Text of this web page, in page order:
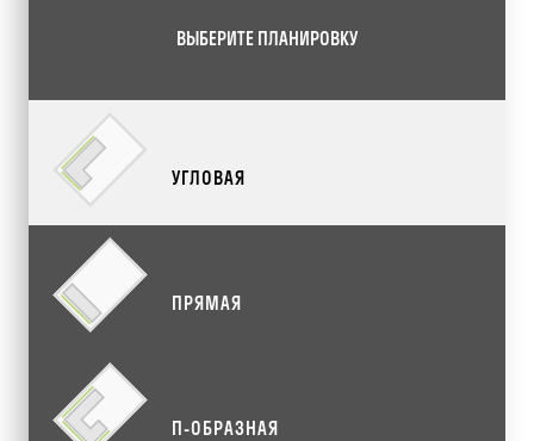
ВЫБЕРИТЕ ПЛАНИРОВКУ
УГЛОВАЯ
ПРЯМАЯ
П-ОБРАЗНАЯ